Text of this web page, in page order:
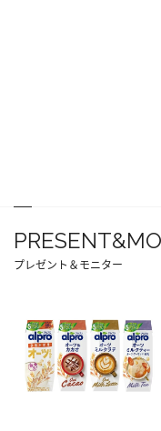
プレゼント＆モニター